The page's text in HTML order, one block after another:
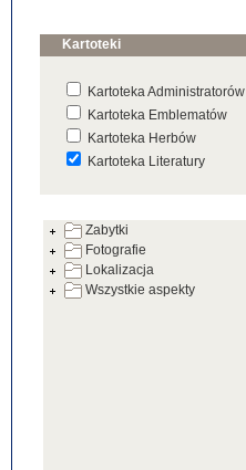
Kartoteki
Kartoteka Administratorów
Kartoteka Emblematów
Kartoteka Herbów
Kartoteka Literatury
Kartoteka Warsztatów
Kartoteka Zabytków
Zabytki
Fotografie
Lokalizacja
Wszystkie aspekty